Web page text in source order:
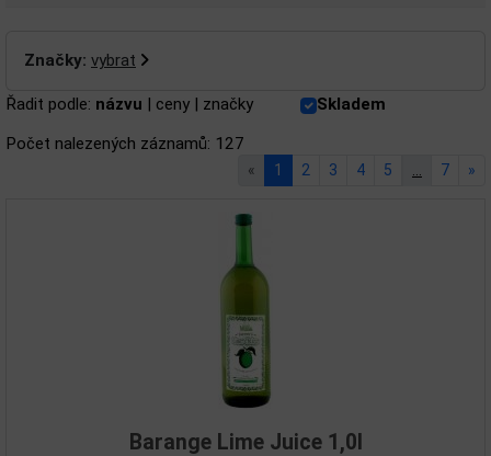
Značky: vybrat
Řadit podle: názvu | ceny | značky
Skladem
Počet nalezených záznamů: 127
« 1 2 3 4 5 7 »
Barange Lime Juice 1,0l